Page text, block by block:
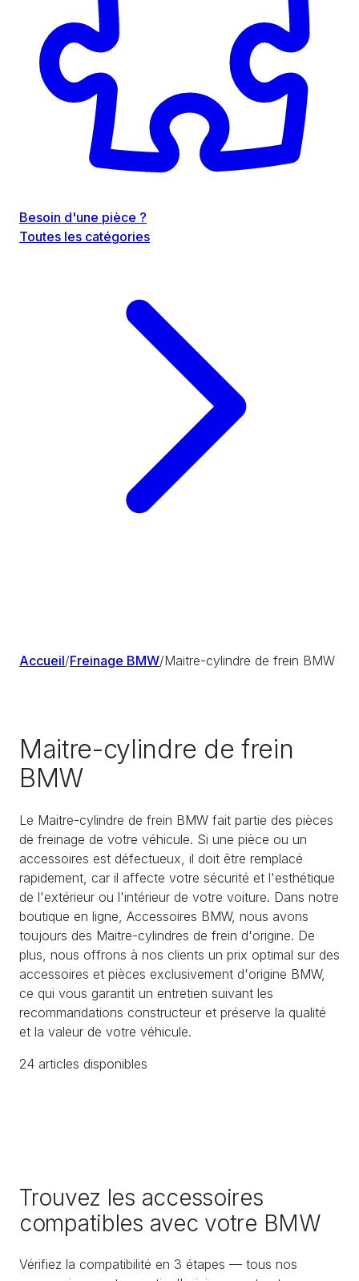
Besoin d'une pièce ?
Toutes les catégories
Accueil/Freinage BMW/Maitre-cylindre de frein BMW
Maitre-cylindre de frein
BMW
Le Maitre-cylindre de frein BMW fait partie des pièces
de freinage de votre véhicule. Si une pièce ou un
accessoires est défectueux, il doit être remplacé
rapidement, car il affecte votre sécurité et l'esthétique
de l'extérieur ou l'intérieur de votre voiture. Dans notre
boutique en ligne, Accessoires BMW, nous avons
toujours des Maitre-cylindres de frein d'origine. De
plus, nous offrons à nos clients un prix optimal sur des
accessoires et pièces exclusivement d'origine BMW,
ce qui vous garantit un entretien suivant les
recommandations constructeur et préserve la qualité
et la valeur de votre véhicule.
24 articles disponibles
Trouvez les accessoires
compatibles avec votre BMW
Vérifiez la compatibilité en 3 étapes — tous nos